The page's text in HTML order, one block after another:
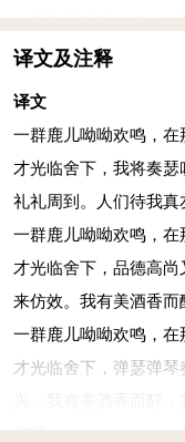
才光临舍下，品德高尚
译文及注释
译文
一群鹿儿呦呦欢鸣，
才光临舍下，我将奏
礼礼周到。人们待我真
一群鹿儿呦呦欢鸣，
才光临舍下，品德高
来仿效。我有美酒香而
一群鹿儿呦呦欢鸣，
才光临舍下，弹瑟弹
兴。我有美酒香而醇